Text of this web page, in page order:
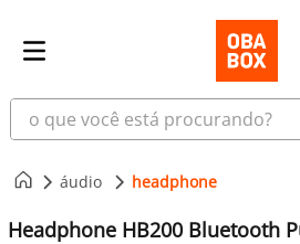
o que você está procurando?
áudio headphone
Headphone HB200 Bluetooth